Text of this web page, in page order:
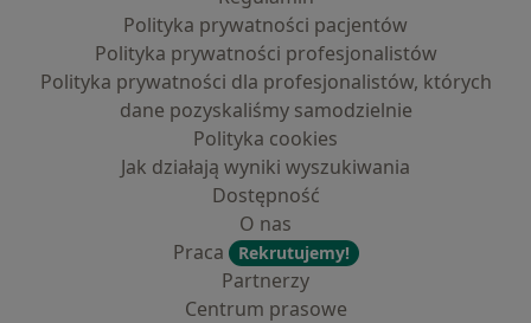
Polityka prywatności pacjentów
Polityka prywatności profesjonalistów
Polityka prywatności dla profesjonalistów, których
dane pozyskaliśmy samodzielnie
Polityka cookies
Jak działają wyniki wyszukiwania
Dostępność
O nas
Praca
Rekrutujemy!
Partnerzy
Centrum prasowe